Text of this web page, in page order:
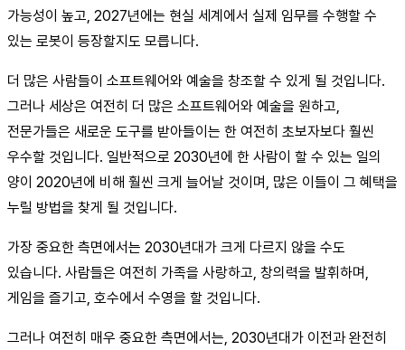
가능성이 높고, 2027년에는 현실 세계에서 실제 임무를 수행할 수
있는 로봇이 등장할지도 모릅니다.
더 많은 사람들이 소프트웨어와 예술을 창조할 수 있게 될 것입니다.
그러나 세상은 여전히 더 많은 소프트웨어와 예술을 원하고,
전문가들은 새로운 도구를 받아들이는 한 여전히 초보자보다 훨씬
우수할 것입니다. 일반적으로 2030년에 한 사람이 할 수 있는 일의
양이 2020년에 비해 훨씬 크게 늘어날 것이며, 많은 이들이 그 혜택을
누릴 방법을 찾게 될 것입니다.
가장 중요한 측면에서는 2030년대가 크게 다르지 않을 수도
있습니다. 사람들은 여전히 가족을 사랑하고, 창의력을 발휘하며,
게임을 즐기고, 호수에서 수영을 할 것입니다.
그러나 여전히 매우 중요한 측면에서는, 2030년대가 이전과 완전히